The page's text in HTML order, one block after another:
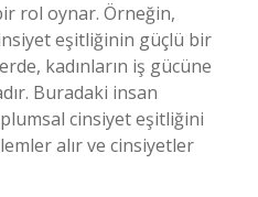
rol oynar. Örneğin,
eşitliğinin güçlü bir
kadınların iş gücüne
Buradaki insan
cinsiyet eşitliğini
alır ve cinsiyetler